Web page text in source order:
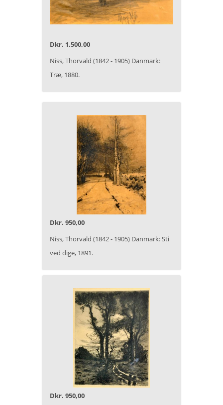
Dkr. 1.500,00
Niss, Thorvald (1842 - 1905) Danmark:
Træ, 1880.
Dkr. 950,00
Niss, Thorvald (1842 - 1905) Danmark: Sti
ved dige, 1891.
Dkr. 950,00